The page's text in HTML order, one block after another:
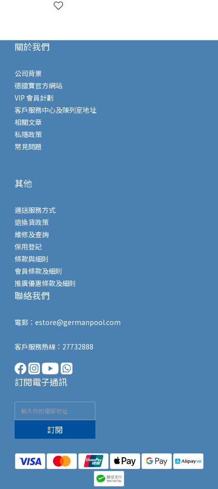
關於我們
公司背景
德國寶官方網站
VIP 會員計劃
客戶服務中心及陳列室地址
相關文章
私隱政策
常見問題
其他
運送服務方式
退換貨政策
維修及查詢
保用登記
條款與細則
會員條款及細則
推廣優惠條款及細則
聯絡我們
電郵： estore@germanpool.com
客戶服務熱線：27732888
訂閱電子通訊
訂閱